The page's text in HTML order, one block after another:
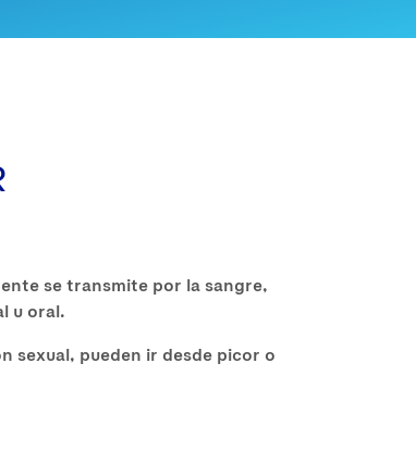
se transmite por la sangre,
u oral.
sexual, pueden ir desde picor o